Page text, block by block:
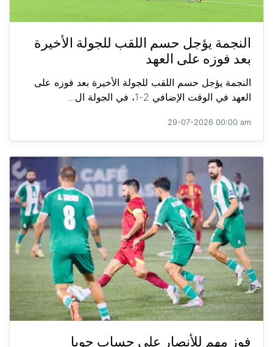
النجمة يؤجل حسم اللقب للجولة الأخيرة
بعد فوزه على العهد
النجمة يؤجل حسم اللقب للجولة الأخيرة بعد فوزه على
العهد في الوقت الإضافي 2-1، في الجولة ال...
29-07-2026 00:00 am
فوز مهم للأنصار على حساب جويا